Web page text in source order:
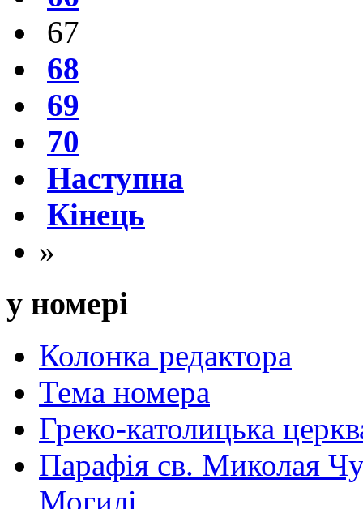
67
68
69
70
Наступна
Кінець
»
у номері
Колонка редактора
Тема номера
Греко-католицька
Парафія св. Миколая
Могилі